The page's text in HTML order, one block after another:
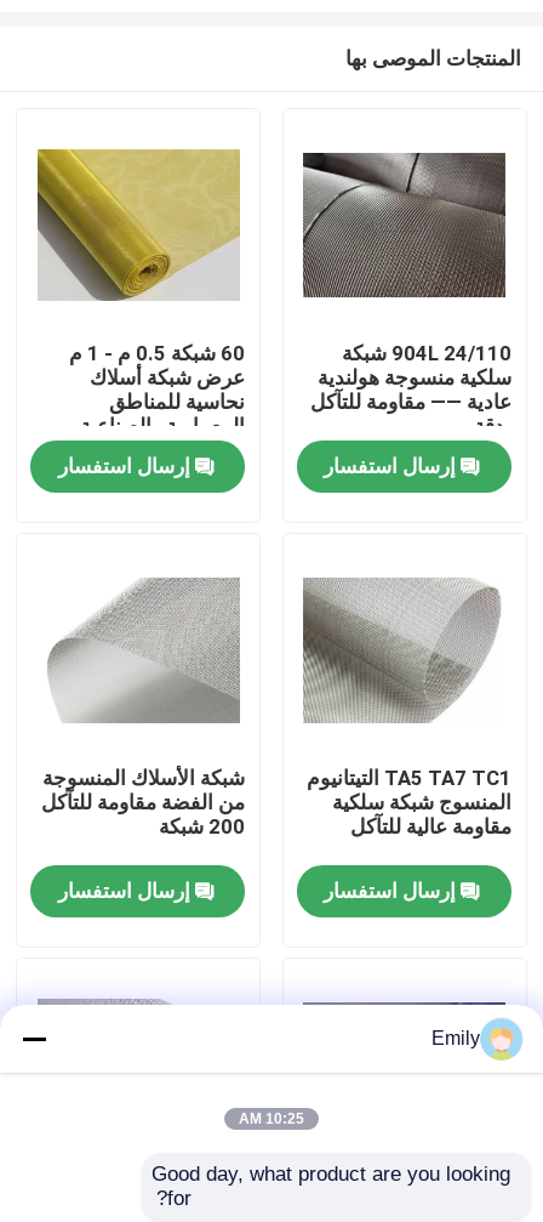
المنتجات
حولنا
مراقبة الجودة
اتصل بنا
القضايا
توسيع شبكة الأسلاك المعدنية
المنتجات الموصى بها
904L 24/110 شبكة
سلكية منسوجة هولندية
عادية —— مقاومة للتآكل
بدقة
إرسال استفسار
60 شبكة 0.5 م - 1 م
عرض شبكة أسلاك
نحاسية للمناطق
المعمارية والصناعية
والكيميائية
إرسال استفسار
TA5 TA7 TC1 التيتانيوم
المنسوج شبكة سلكية
مقاومة عالية للتآكل
إرسال استفسار
شبكة الأسلاك المنسوجة
من الفضة مقاومة للتآكل
200 شبكة
إرسال استفسار
شبكة أسلاك المونيل –
Emily
10:25 AM
Good day, what product are you looking
for?